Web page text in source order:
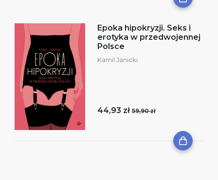
Epoka hipokryzji. Seks i
erotyka w przedwojennej
Polsce
Kamil Janicki
44,93 zł 59,90 zł